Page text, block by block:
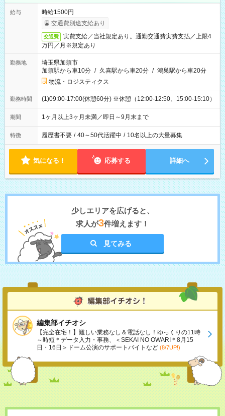
給与
時給1500円
交通費別途支給あり
交通費
実費支給／当社規定あり。通勤交通費実費支払／上限4
万円／月※規定あり
勤務地
埼玉県加須市
加須駅から車10分 / 久喜駅から車20分 / 鴻巣駅から車20分
物流・ロジスティクス
勤務時間 (1)09:00-17:00(休憩60分) ※休憩（12:00-12:50、15:00-15:10）
期間 1ヶ月以上3ヶ月未満／即日～9月末まで
特徴 履歴書不要 / 40～50代活躍中 / 10名以上の大量募集
気になる！ 応募する 詳細へ
少しエリアを広げると、
求人が3件増えます！
見てみる
編集部イチオシ
【完全在宅！】難しい業務なし＆電話なし！ゆっくりの11時
～時短＊データ入力・事務、＜SEKAI NO OWARI＊8月15
日・16日＞ドーム公演のサポートバイトなど (8/7UP!)